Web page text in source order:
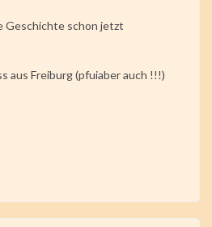
Geschichte schon jetzt
aus Freiburg (pfuiaber auch !!!)